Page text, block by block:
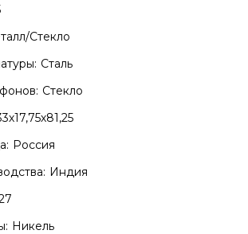
Стекло
Сталь
Стекло
Россия
Индия
Никель